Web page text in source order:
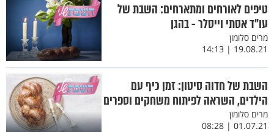
טיפים לאורחים ומתארחים: השבת של
עו"ד אסתי וייסלר - בהגן
מרים סלומון
19.08.21 | 14:13
השבת של חדוה סיטון: זמן כיף עם
הילדים, השראה לפיתוח משחקים וספרים
מרים סלומון
01.07.21 | 08:28